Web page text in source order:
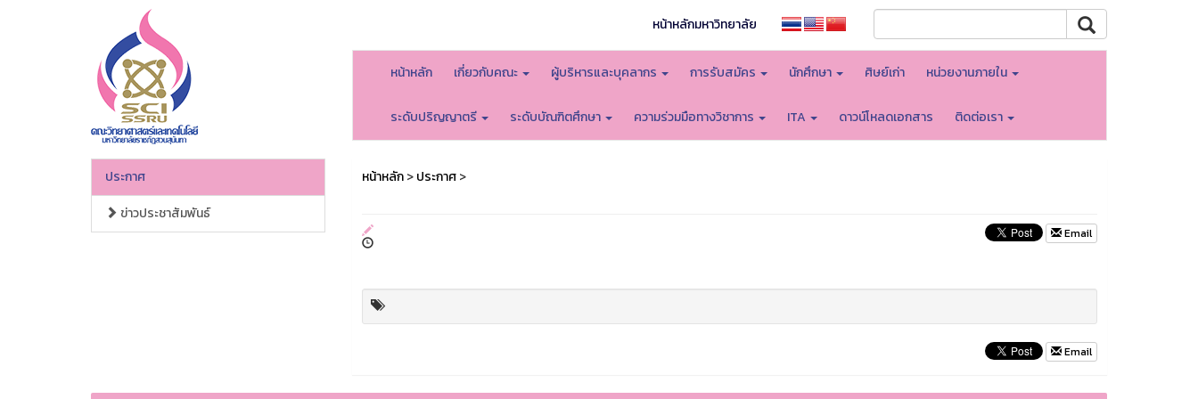
หน้าหลักมหาวิทยาลัย
หน้าหลัก เกี่ยวกับคณะ ผู้บริหารและบุคลากร การรับสมัคร นักศึกษา ศิษย์เก่า หน่วยงานภายใน
ระดับปริญญาตรี ระดับบัณฑิตศึกษา ความร่วมมือทางวิชาการ ITA ดาวน์โหลดเอกสาร ติดต่อเรา
ประกาศ
ข่าวประชาสัมพันธ์
หน้าหลัก>ประกาศ>
Email
Email